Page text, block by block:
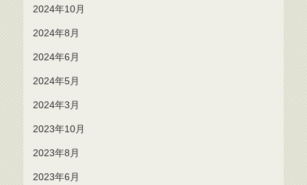
2024年10月
2024年8月
2024年6月
2024年5月
2024年3月
2023年10月
2023年8月
2023年6月